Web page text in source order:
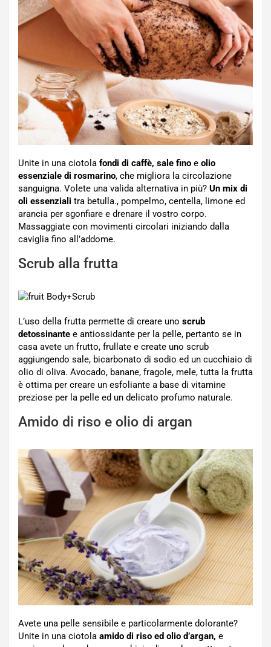
Unite in una ciotola fondi di caffè, sale fino e olio
essenziale di rosmarino, che migliora la circolazione
sanguigna. Volete una valida alternativa in più? Un mix di
oli essenziali tra betulla., pompelmo, centella, limone ed
arancia per sgonfiare e drenare il vostro corpo.
Massaggiate con movimenti circolari iniziando dalla
caviglia fino all’addome.
Scrub alla frutta
L’uso della frutta permette di creare uno scrub
detossinante e antiossidante per la pelle, pertanto se in
casa avete un frutto, frullate e create uno scrub
aggiungendo sale, bicarbonato di sodio ed un cucchiaio di
olio di oliva. Avocado, banane, fragole, mele, tutta la frutta
è ottima per creare un esfoliante a base di vitamine
preziose per la pelle ed un delicato profumo naturale.
Amido di riso e olio di argan
Avete una pelle sensibile e particolarmente dolorante?
Unite in una ciotola amido di riso ed olio d’argan, e